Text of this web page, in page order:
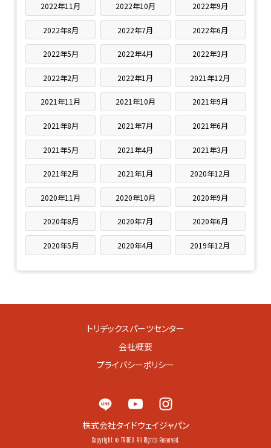
2022年11月 2022年10月 2022年9月
2022年8月 2022年7月 2022年6月
2022年5月 2022年4月 2022年3月
2022年2月 2022年1月 2021年12月
2021年11月 2021年10月 2021年9月
2021年8月 2021年7月 2021年6月
2021年5月 2021年4月 2021年3月
2021年2月 2021年1月 2020年12月
2020年11月 2020年10月 2020年9月
2020年8月 2020年7月 2020年6月
2020年5月 2020年4月 2019年12月
トリデックスパーツセンター
会社概要
プライバシーポリシー
株式会社タイドウェイジャパン
Copyright © TRIDEX All Rights Reserved.